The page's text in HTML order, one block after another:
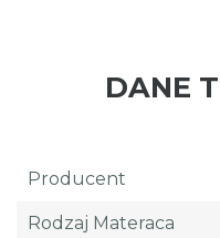
DANE
Producent
Rodzaj Materaca